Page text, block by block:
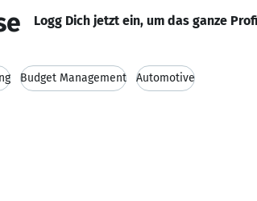
Logg Dich jetzt ein, um das ganze
Budget Management Automotive